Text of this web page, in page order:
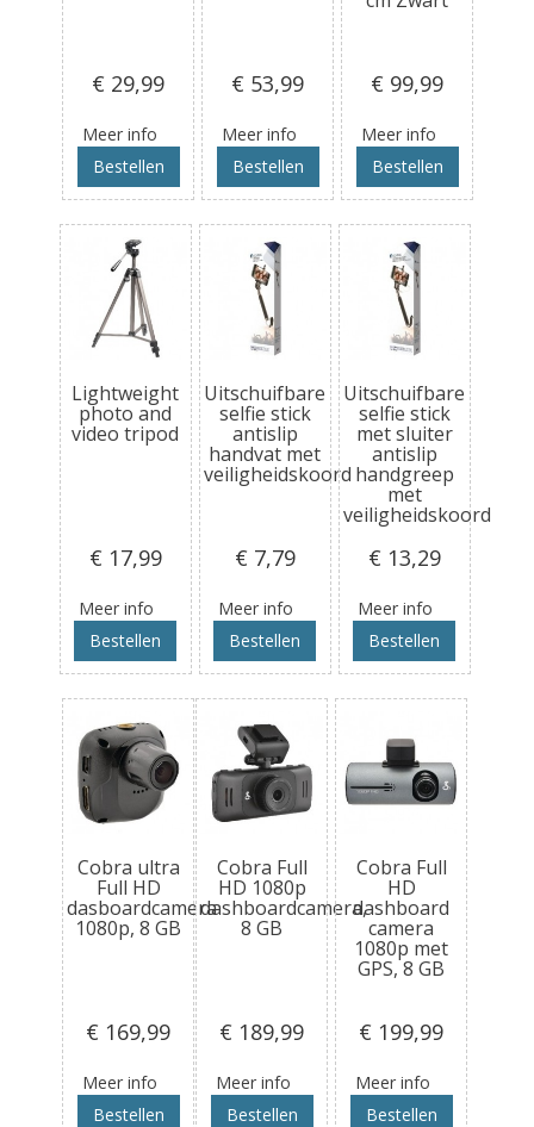
€ 29,99
Meer info
Bestellen
€ 53,99
Meer info
Bestellen
€ 99,99
Meer info
Bestellen
Lightweight
photo and
video tripod
€ 17,99
Meer info
Bestellen
Uitschuifbare
selfie stick
antislip
handvat met
veiligheidskoord
€ 7,79
Meer info
Bestellen
Uitschuifbare
selfie stick
met sluiter
antislip
handgreep
met
veiligheidskoord
€ 13,29
Meer info
Bestellen
Cobra ultra
Full HD
dasboardcamera
1080p, 8 GB
€ 169,99
Meer info
Bestellen
Cobra Full
HD 1080p
dashboardcamera,
8 GB
€ 189,99
Meer info
Bestellen
Cobra Full
HD
dashboard
camera
1080p met
GPS, 8 GB
€ 199,99
Meer info
Bestellen